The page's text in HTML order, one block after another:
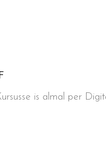
is almal per